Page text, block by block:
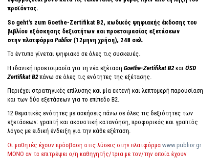
προϊόντος.
So geht's zum Goethe-Zertifikat B2, κωδικός ψηφιακής έκδοσης του
βιβλίου εξάσκησης δεξιοτήτων και προετοιμασίας εξετάσεων
στην πλατφόρμα Publior(12μηνη χρήση), 248 σελ.
Το έντυπο γίνεται ψηφιακό σε όλες τις συσκευές.
Η ιδανική προετοιμασία για τη νέα εξέταση Goethe-Zertifikat B2 και ÖSD
Zertifikat B2 πάνω σε όλες τις ενότητες της εξέτασης.
Περιέχει στρατηγικές επίλυσης και μία εκτενή και λεπτομερή παρουσίαση
και των δύο εξετάσεων για το επίπεδο Β2.
12 θεματικές ενότητες με ασκήσεις πάνω σε όλες τις δεξιότητες των
εξετάσεων: γραπτή και ακουστική κατανόηση, προφορικός και γραπτός
λόγος με ειδική ένδειξη για την κάθε εξέταση.
Οι μαθητές έχουν πρόσβαση στις λύσεις στην πλατφόρμα www.publior.gr
ΜΟΝΟ αν το επιτρέψει ο/η καθηγητής/τρια με τον/την οποία έχουν